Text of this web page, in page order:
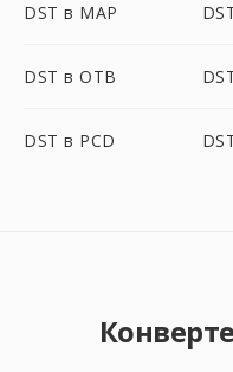
DST в MAP
DST в OTB
DST в PCD